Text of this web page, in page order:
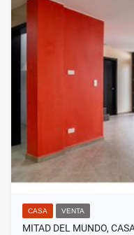
CASA VENTA
MITAD DEL MUNDO,